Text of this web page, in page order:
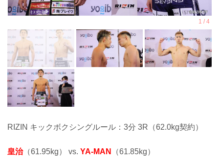
RIZIN キックボクシングルール：3分 3R（62.0kg契約）
皇治（61.95kg） vs. YA-MAN （61.85kg）